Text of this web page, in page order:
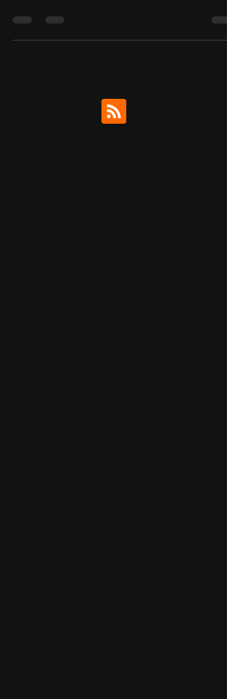
State of Play официально представили...